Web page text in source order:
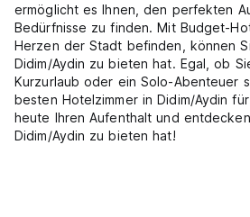
ermöglicht es Ihnen, den perfekten
Bedürfnisse zu finden. Mit Budget-
Herzen der Stadt befinden, können
Didim/Aydin zu bieten hat. Egal, ob
Kurzurlaub oder ein Solo-Abenteuer
besten Hotelzimmer in Didim/Aydin
heute Ihren Aufenthalt und
Didim/Aydin zu bieten hat!